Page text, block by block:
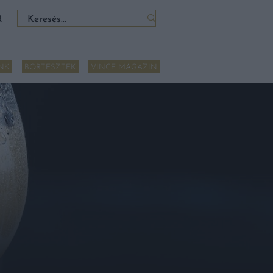
Keresés:
BORTESZTEK VINCE MAGAZIN